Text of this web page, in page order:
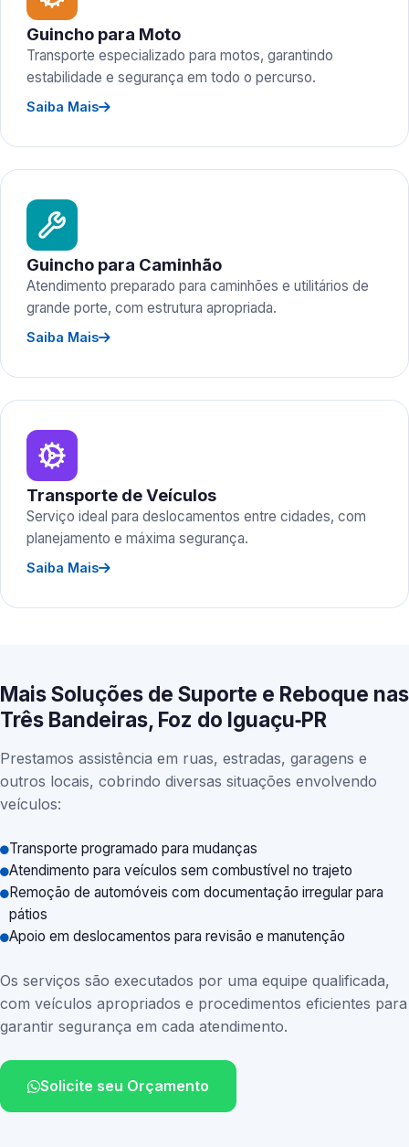
Guincho para Moto
Transporte especializado para motos, garantindo
estabilidade e segurança em todo o percurso.
Saiba Mais
Guincho para Caminhão
Atendimento preparado para caminhões e utilitários de
grande porte, com estrutura apropriada.
Saiba Mais
Transporte de Veículos
Serviço ideal para deslocamentos entre cidades, com
planejamento e máxima segurança.
Saiba Mais
Mais Soluções de Suporte e Reboque nas
Três Bandeiras, Foz do Iguaçu‑PR
Prestamos assistência em ruas, estradas, garagens e
outros locais, cobrindo diversas situações envolvendo
veículos:
Transporte programado para mudanças
Atendimento para veículos sem combustível no trajeto
Remoção de automóveis com documentação irregular para
pátios
Apoio em deslocamentos para revisão e manutenção
Os serviços são executados por uma equipe qualificada,
com veículos apropriados e procedimentos eficientes para
garantir segurança em cada atendimento.
Solicite seu Orçamento